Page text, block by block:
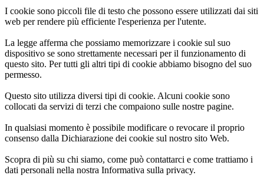
I cookie sono piccoli file di testo che possono essere utilizzati dai siti
web per rendere più efficiente l'esperienza per l'utente.
La legge afferma che possiamo memorizzare i cookie sul suo
dispositivo se sono strettamente necessari per il funzionamento di
questo sito. Per tutti gli altri tipi di cookie abbiamo bisogno del suo
permesso.
Questo sito utilizza diversi tipi di cookie. Alcuni cookie sono
collocati da servizi di terzi che compaiono sulle nostre pagine.
In qualsiasi momento è possibile modificare o revocare il proprio
consenso dalla Dichiarazione dei cookie sul nostro sito Web.
Scopra di più su chi siamo, come può contattarci e come trattiamo i
dati personali nella nostra Informativa sulla privacy.